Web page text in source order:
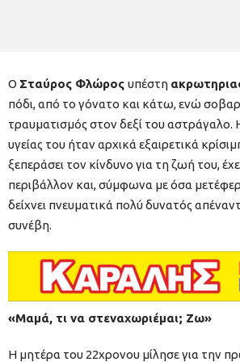
Ο Σταύρος Φλώρος υπέστη
πόδι, από το γόνατο και κάτω, ενώ
τραυματισμός στον δεξί του
υγείας του ήταν αρχικά εξαιρετικά
ξεπεράσει τον κίνδυνο για τη ζωή του,
περιβάλλον και, σύμφωνα με όσα
δείχνει πνευματικά πολύ δυνατός
συνέβη.
«Μαμά, τι να στεναχωριέμαι; Ζω»
Η μητέρα του 22χρονου μίλησε για την